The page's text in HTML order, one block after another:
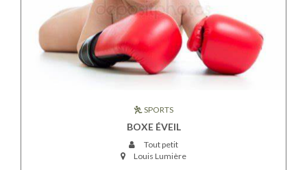
SPORTS
BOXE ÉVEIL
Tout petit
Louis Lumière